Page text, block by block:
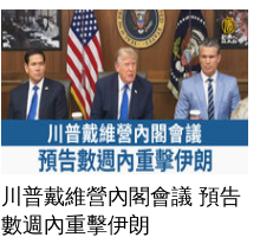
川普戴維營內閣會議 預告
數週內重擊伊朗